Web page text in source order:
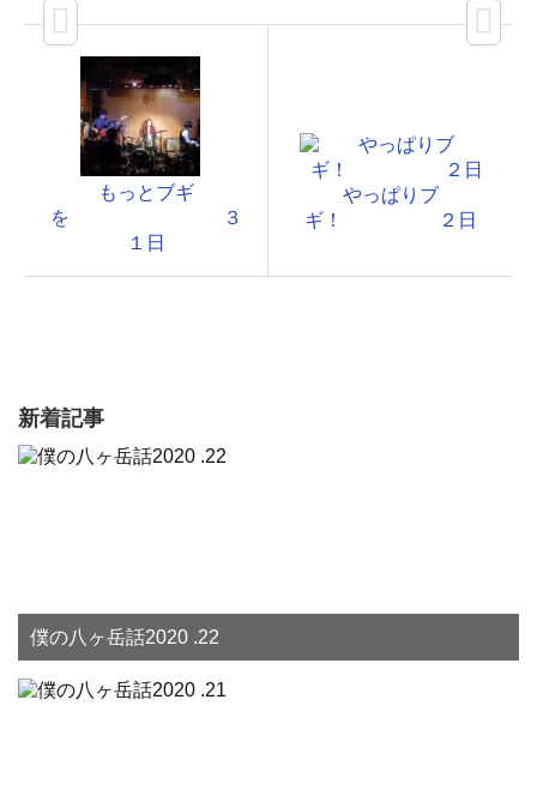
もっとブギ
を ３
１日
やっぱりブ
ギ！ ２日
新着記事
僕の八ヶ岳話2020 .22